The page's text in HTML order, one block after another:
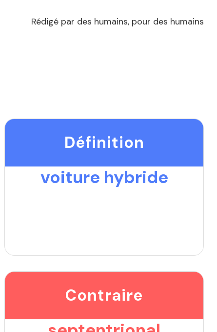
Rédigé par des humains, pour des humains
Définition
voiture hybride
Contraire